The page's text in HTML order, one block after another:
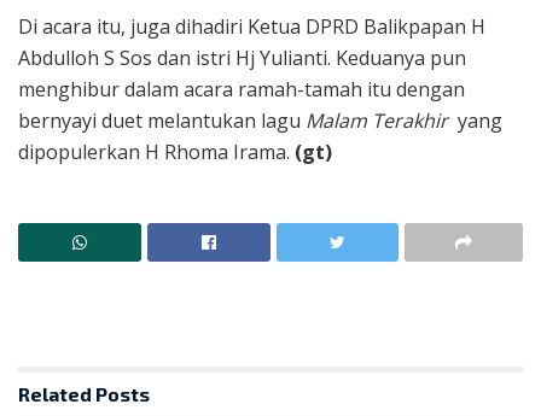
Di acara itu, juga dihadiri Ketua DPRD Balikpapan H
Abdulloh S Sos dan istri Hj Yulianti. Keduanya pun
menghibur dalam acara ramah-tamah itu dengan
bernyayi duet melantukan lagu Malam Terakhiryang
dipopulerkan H Rhoma Irama. (gt)
Related Posts